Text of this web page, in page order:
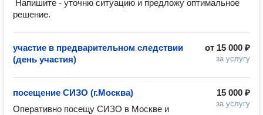
решение.
от 15 000 ₽
за услугу
участие в предварительном следствии
(день участия)
15 000 ₽
за услугу
посещение СИЗО (г.Москва)
Оперативно посещу СИЗО в Москве и